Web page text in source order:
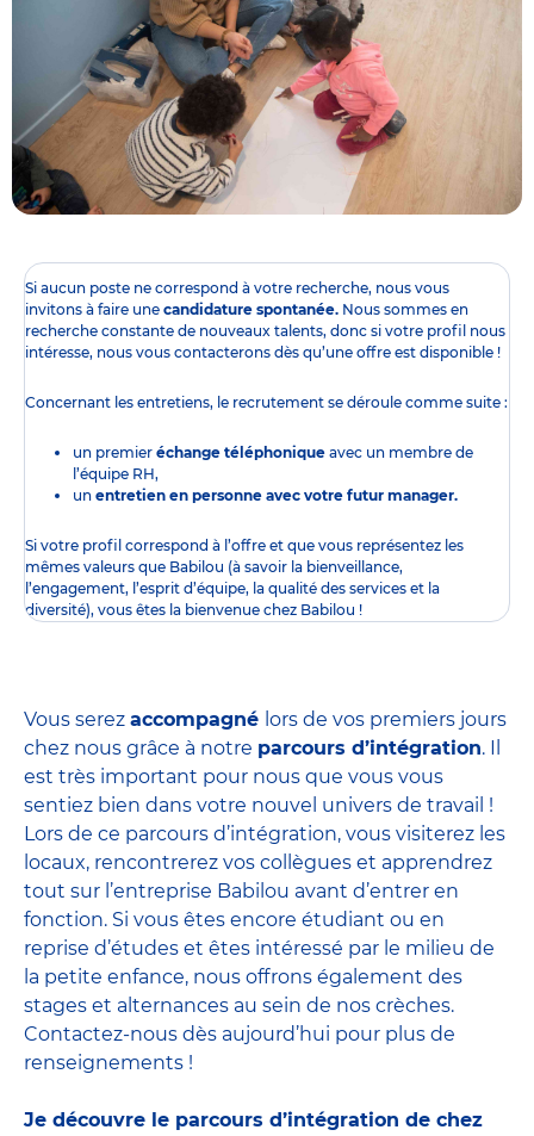
Si aucun poste ne correspond à votre recherche, nous vous
invitons à faire une candidature spontanée. Nous sommes en
recherche constante de nouveaux talents, donc si votre profil nous
intéresse, nous vous contacterons dès qu’une offre est disponible !
Concernant les entretiens, le recrutement se déroule comme suite :
un premier échange téléphonique avec un membre de
l’équipe RH,
un entretien en personne avec votre futur manager.
Si votre profil correspond à l’offre et que vous représentez les
mêmes valeurs que Babilou (à savoir la bienveillance,
l’engagement, l’esprit d’équipe, la qualité des services et la
diversité), vous êtes la bienvenue chez Babilou !
Vous serez accompagné lors de vos premiers jours
chez nous grâce à notre parcours d’intégration. Il
est très important pour nous que vous vous
sentiez bien dans votre nouvel univers de travail !
Lors de ce parcours d’intégration, vous visiterez les
locaux, rencontrerez vos collègues et apprendrez
tout sur l’entreprise Babilou avant d’entrer en
fonction. Si vous êtes encore étudiant ou en
reprise d’études et êtes intéressé par le milieu de
la petite enfance, nous offrons également des
stages et alternances au sein de nos crèches.
Contactez-nous dès aujourd’hui pour plus de
renseignements !
Je découvre le parcours d’intégration de chez